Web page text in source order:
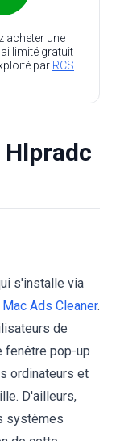
acheter une
limité gratuit
par RCS
s'installe via
Mac Ads Cleaner.
de
fenêtre pop-up
ordinateurs et
D'ailleurs,
systèmes